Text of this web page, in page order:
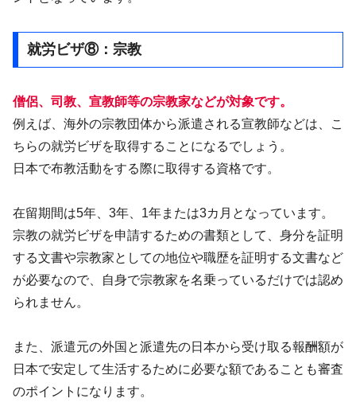
就労ビザ⑧：宗教
僧侶、司教、宣教師等の宗教家などが対象です。
例えば、海外の宗教団体から派遣される宣教師などは、こ
ちらの就労ビザを取得することになるでしょう。
日本で布教活動をする際に取得する資格です。
在留期間は5年、3年、1年または3カ月となっています。
宗教の就労ビザを申請するための書類として、身分を証明
する文書や宗教家としての地位や職歴を証明する文書など
が必要なので、自身で宗教家を名乗っているだけでは認め
られません。
また、派遣元の外国と派遣先の日本から受け取る報酬額が
日本で安定して生活するために必要な額であることも審査
のポイントになります。